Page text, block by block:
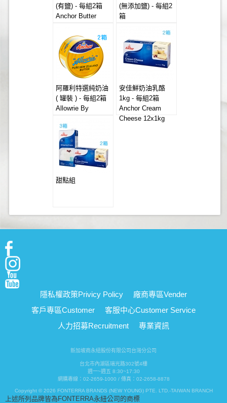
(有鹽) - 每組2箱
Anchor Butter
(無添加鹽) - 每組2
箱
(Unsalted)
阿羅利特選純奶油
( 罐裝 ) - 每組2箱
Allowrie By
Creamery Butter
24x454g Can
安佳鮮奶油乳酪
1kg - 每組2箱
Anchor Cream
Cheese 12x1kg
甜點組
隱私權政策Privicy Policy 廠商專區Vender
客戶專區Customer 客服中心Customer Service
人力招募Recruitment 專業資訊
新加坡商永紐股份有限公司台灣分公司
台北市內湖區瑞光路302號4樓
週一~週五 8:30~17:30
網購專線：02-2659-1000 / 傳真：02-2658-8878
Copyright © 2026 FONTERRA BRANDS (NEW YOUNG) PTE. LTD.-TAIWAN BRANCH
上述所列品牌皆為FONTERRA永紐公司的商標